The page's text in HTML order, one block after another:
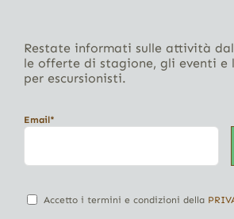
Restate informati sulle attività
le offerte di stagione, gli eventi e
per escursionisti.
Email*
Accetto i termini e condizioni della